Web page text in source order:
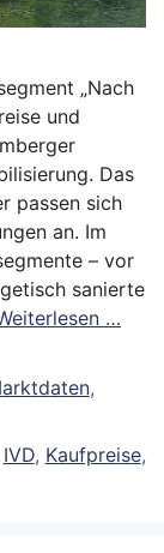
„Nach
und
Das
passen sich
an. Im
– vor
sanierte
…
,
IVD, Kaufpreise,